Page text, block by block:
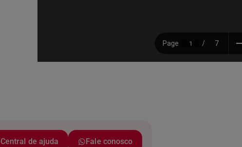
Central de ajuda Fale conosco